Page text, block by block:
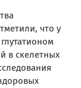
что у
в скелетных